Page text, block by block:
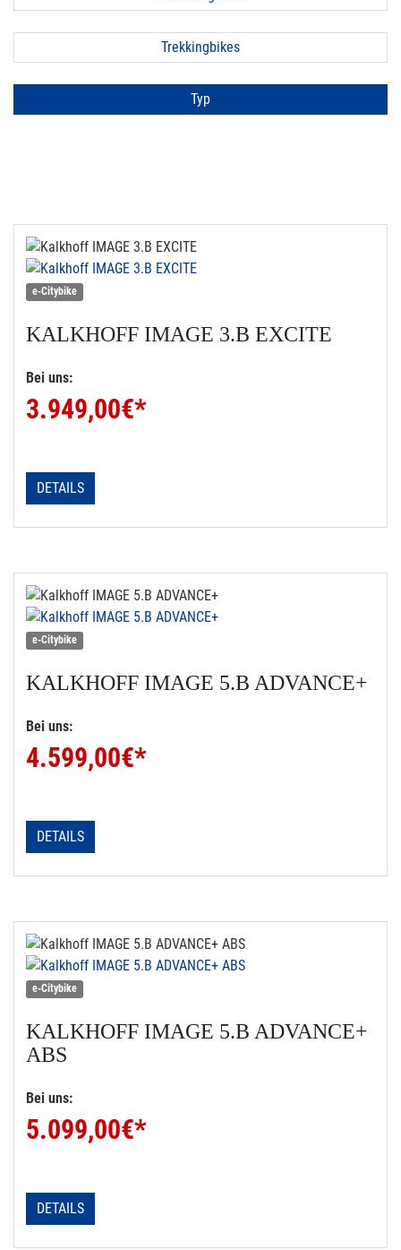
Trekkingbikes
Typ
e-Citybike
KALKHOFF IMAGE 3.B EXCITE
Bei uns:
3.949,00€*
DETAILS
e-Citybike
KALKHOFF IMAGE 5.B ADVANCE+
Bei uns:
4.599,00€*
DETAILS
e-Citybike
KALKHOFF IMAGE 5.B ADVANCE+
ABS
Bei uns:
5.099,00€*
DETAILS